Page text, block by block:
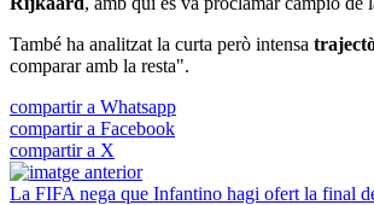
També ha analitzat la curta però intensa
comparar amb la resta".
compartir a Whatsapp
compartir a Facebook
compartir a X
La FIFA nega que Infantino hagi ofert la final